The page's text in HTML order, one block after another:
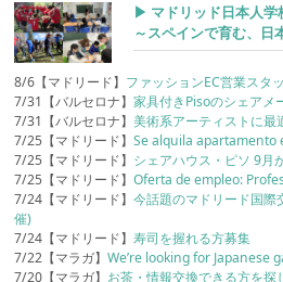
▶︎ マドリッド日本人学
～スペインで育む、日
8/6【マドリード】 ファッションEC営業スタ
7/31【バルセロナ】家具付きPisoのシェアメ
7/31【バルセロナ】美術系アーティストに最
7/25【マドリード】Se alquila apartamento
7/25【マドリード】 シェアハウス・ピソ 9月
7/25【マドリード】Oferta de empleo:
7/24【マドリード】今話題のマドリード国際
催)
7/24【マドリード】寿司を握れる方募集
7/22【マラガ】We’re looking for Japanese
7/20【マラガ】 お茶・情報交換できる方を探